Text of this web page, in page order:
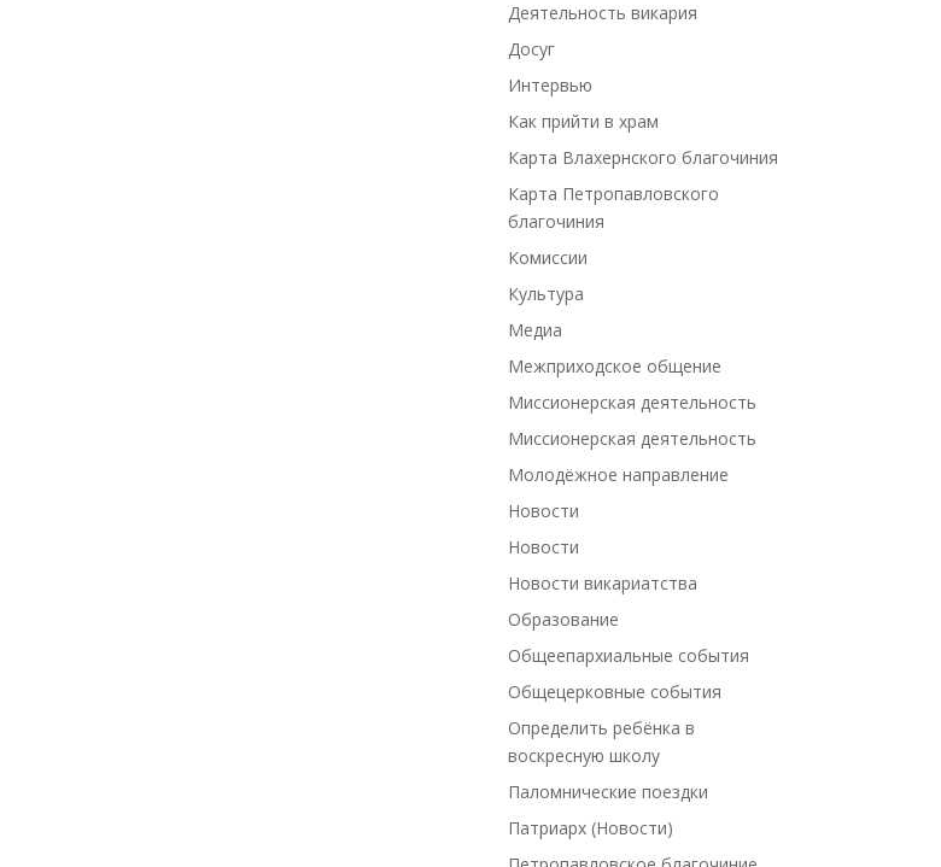
Деятельность викария
Досуг
Интервью
Как прийти в храм
Карта Влахернского благочиния
Карта Петропавловского
благочиния
Комиссии
Культура
Медиа
Межприходское общение
Миссионерская деятельность
Миссионерская деятельность
Молодёжное направление
Новости
Новости
Новости викариатства
Образование
Общеепархиальные события
Общецерковные события
Определить ребёнка в
воскресную школу
Паломнические поездки
Патриарх (Новости)